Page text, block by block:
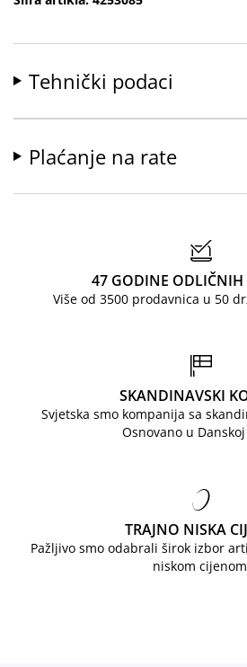
Tehnički podaci
Plaćanje na rate
47 GODINE
Više od 3500 prodavnica u 50
SKANDINAVSKI
Svjetska smo kompanija sa
Osnovano u
TRAJNO NISKA
Pažljivo smo odabrali širok izbor
niskom